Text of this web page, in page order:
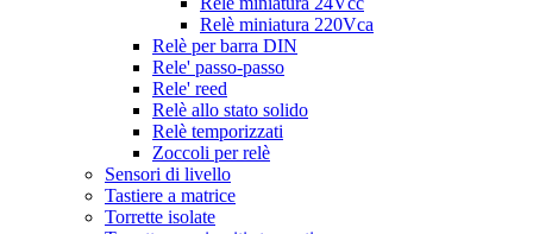
Relè miniatura 220Vca
Relè per barra DIN
Rele' passo-passo
Rele' reed
Relè allo stato solido
Relè temporizzati
Zoccoli per relè
Sensori di livello
Tastiere a matrice
Torrette isolate